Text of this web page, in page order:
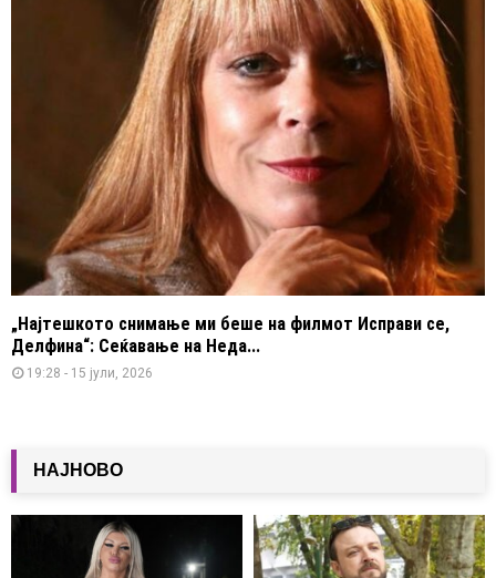
„Најтешкото снимање ми беше на филмот Исправи се,
Делфина“: Сеќавање на Неда...
19:28 - 15 јули, 2026
НАЈНОВО